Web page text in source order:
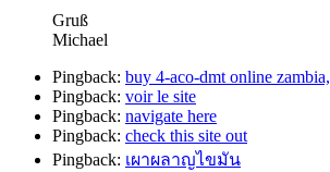
Gruß
Michael
Pingback: buy 4-aco-dmt online zambia,
Pingback: voir le site
Pingback: navigate here
Pingback: check this site out
Pingback: เผาผลาญไขมัน